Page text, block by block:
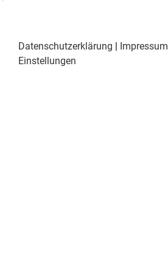
Datenschutzerklärung | Impressum
Einstellungen